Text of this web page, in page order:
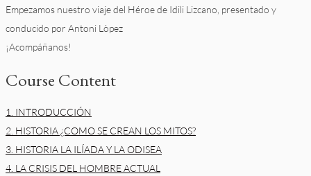
Empezamos nuestro viaje del Héroe de Idili Lizcano, presentado y
conducido por Antoni Lòpez
¡Acompáñanos!
Course Content
1. INTRODUCCIÓN
2. HISTORIA ¿COMO SE CREAN LOS MITOS?
3. HISTORIA LA ILÍADA Y LA ODISEA
4. LA CRISIS DEL HOMBRE ACTUAL